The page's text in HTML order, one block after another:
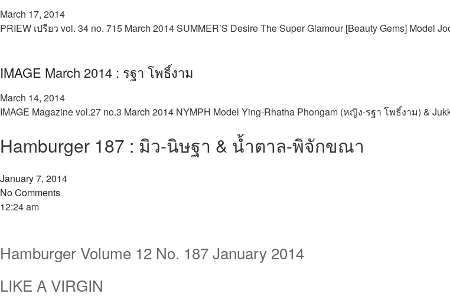
March 17, 2014
PRIEW เปรียว vol. 34 no. 715 March 2014 SUMMER’S Desire The Super Glamour [Beauty Gems] Model
IMAGE March 2014 : รฐา โพธิ์งาม
March 14, 2014
IMAGE Magazine vol.27 no.3 March 2014 NYMPH Model Ying-Rhatha Phongam (หญิง-รฐา โพธิ์งาม) &
Hamburger 187 : มิว-นิษฐา & น้ำตาล-พิจักขณา
January 7, 2014
No Comments
12:24 am
Hamburger Volume 12 No. 187 January 2014
LIKE A VIRGIN